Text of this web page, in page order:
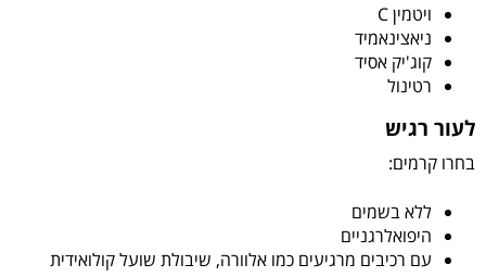
ויטמין C
ניאצינאמיד
קוג'יק אסיד
רטינול
לעור רגיש
בחרו קרמים:
ללא בשמים
היפואלרגניים
עם רכיבים מרגיעים כמו אלוורה, שיבולת שועל קולואידית